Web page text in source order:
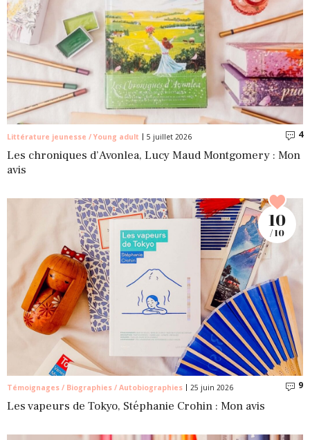
Littérature jeunesse / Young adult 5 juillet 2026 4
Les chroniques d’Avonlea, Lucy Maud Montgomery : Mon
avis
Témoignages / Biographies / Autobiographies 25 juin 2026 9
Les vapeurs de Tokyo, Stéphanie Crohin : Mon avis
10
/ 10